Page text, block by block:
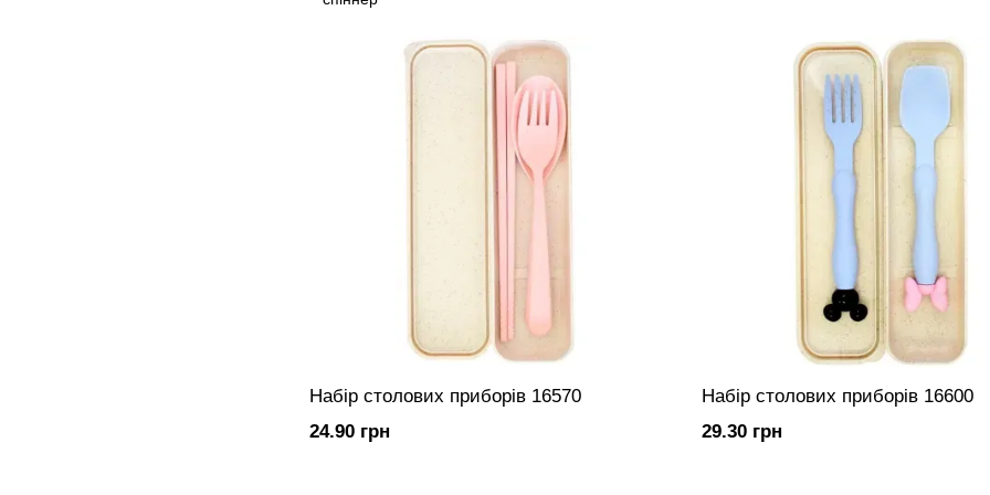
Набір столових приборів 16570
24.90 грн
Набір столових приборів 16600
29.30 грн